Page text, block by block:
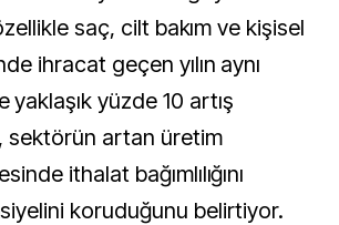
saç, cilt bakım ve kişisel
ihracat geçen yılın aynı
yüzde 10 artış
sektörün artan üretim
ithalat bağımlılığını
koruduğunu belirtiyor.